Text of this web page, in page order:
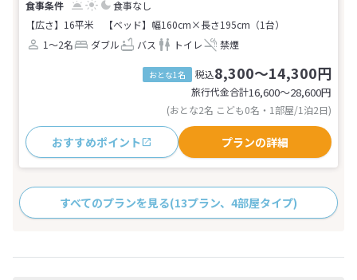
食事なし
【広さ】16平米
【ベッド】幅160cm×長さ195cm（1台）
1～2名
ダブル バス トイレ 禁煙
おとな1名 税込8,300～14,300円
旅行代金合計16,600〜28,600円
(おとな2名 こども0名・1部屋/1泊2日)
おすすめポイント プランの詳細
すべてのプランを見る(13プラン、4部屋タイプ)